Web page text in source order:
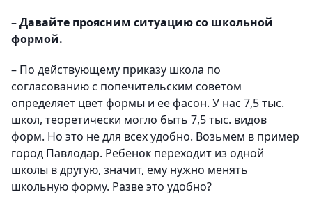
– Давайте проясним ситуацию со школьной
формой.
– По действующему приказу школа по
согласованию с попечительским советом
определяет цвет формы и ее фасон. У нас 7,5 тыс.
школ, теоретически могло быть 7,5 тыс. видов
форм. Но это не для всех удобно. Возьмем в пример
город Павлодар. Ребенок переходит из одной
школы в другую, значит, ему нужно менять
школьную форму. Разве это удобно?